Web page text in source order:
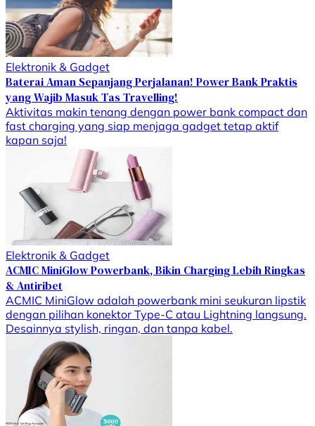
Elektronik & Gadget
Baterai Aman Sepanjang Perjalanan! Power Bank Praktis
yang Wajib Masuk Tas Travelling!
Aktivitas makin tenang dengan power bank compact dan
fast charging yang siap menjaga gadget tetap aktif
kapan saja!
Elektronik & Gadget
ACMIC MiniGlow Powerbank, Bikin Charging Lebih Ringkas
& Antiribet
ACMIC MiniGlow adalah powerbank mini seukuran lipstik
dengan pilihan konektor Type-C atau Lightning langsung.
Desainnya stylish, ringan, dan tanpa kabel.